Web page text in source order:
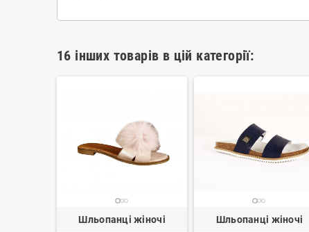
16 інших товарів в цій категорії:
Шльопанці жіночі Шльопанці жіночі